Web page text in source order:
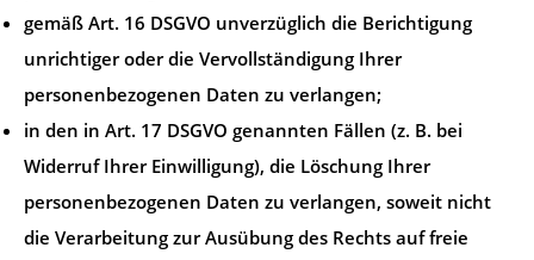
gemäß Art. 16 DSGVO unverzüglich die Berichtigung
unrichtiger oder die Vervollständigung Ihrer
personenbezogenen Daten zu verlangen;
in den in Art. 17 DSGVO genannten Fällen (z. B. bei
Widerruf Ihrer Einwilligung), die Löschung Ihrer
personenbezogenen Daten zu verlangen, soweit nicht
die Verarbeitung zur Ausübung des Rechts auf freie